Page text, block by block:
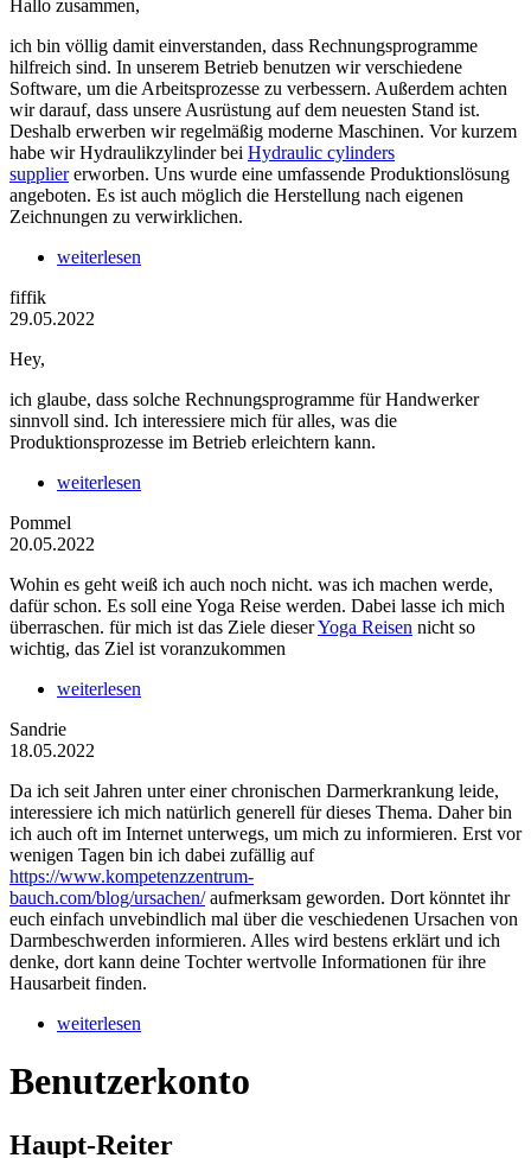
Hallo zusammen,
ich bin völlig damit einverstanden, dass Rechnungsprogramme
hilfreich sind. In unserem Betrieb benutzen wir verschiedene
Software, um die Arbeitsprozesse zu verbessern. Außerdem achten
wir darauf, dass unsere Ausrüstung auf dem neuesten Stand ist.
Deshalb erwerben wir regelmäßig moderne Maschinen. Vor kurzem
habe wir Hydraulikzylinder bei Hydraulic cylinders
suppliererworben. Uns wurde eine umfassende Produktionslösung
angeboten. Es ist auch möglich die Herstellung nach eigenen
Zeichnungen zu verwirklichen.
weiterlesen
fiffik
29.05.2022
Hey,
ich glaube, dass solche Rechnungsprogramme für Handwerker
sinnvoll sind. Ich interessiere mich für alles, was die
Produktionsprozesse im Betrieb erleichtern kann.
weiterlesen
Pommel
20.05.2022
Wohin es geht weiß ich auch noch nicht. was ich machen werde,
dafür schon. Es soll eine Yoga Reise werden. Dabei lasse ich mich
überraschen. für mich ist das Ziele dieserYoga Reisen nicht so
wichtig, das Ziel ist voranzukommen
weiterlesen
Sandrie
18.05.2022
Da ich seit Jahren unter einer chronischen Darmerkrankung leide,
interessiere ich mich natürlich generell für dieses Thema. Daher bin
ich auch oft im Internet unterwegs, um mich zu informieren. Erst vor
wenigen Tagen bin ich dabei zufällig auf
https://www.kompetenzzentrum-
bauch.com/blog/ursachen/aufmerksam geworden. Dort könntet ihr
euch einfach unvebindlich mal über die veschiedenen Ursachen von
Darmbeschwerden informieren. Alles wird bestens erklärt und ich
denke, dort kann deine Tochter wertvolle Informationen für ihre
Hausarbeit finden.
weiterlesen
Benutzerkonto
Haupt-Reiter